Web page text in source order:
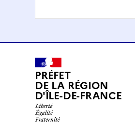
PRÉFET
DE LA RÉGION
D'ÎLE-DE-FRANCE